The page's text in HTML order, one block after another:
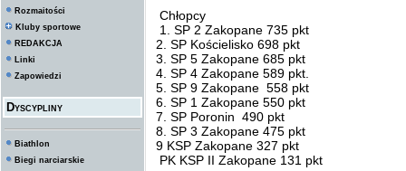
Rozmaitości
Kluby sportowe
REDAKCJA
Linki
Zapowiedzi
Dyscypliny
Biathlon
Biegi narciarskie
Chłopcy
1. SP 2 Zakopane 735 pkt
2. SP Kościelisko 698 pkt
3. SP 5 Zakopane 685 pkt
4. SP 4 Zakopane 589 pkt.
5. SP 9 Zakopane 558 pkt
6. SP 1 Zakopane 550 pkt
7. SP Poronin 490 pkt
8. SP 3 Zakopane 475 pkt
9 KSP Zakopane 327 pkt
PK KSP II Zakopane 131 pkt